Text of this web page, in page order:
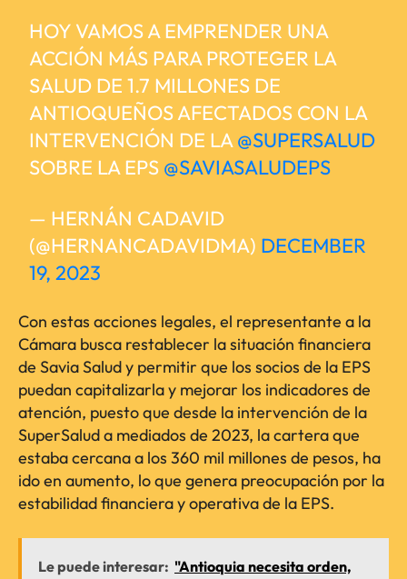
HOY VAMOS A EMPRENDER UNA
ACCIÓN MÁS PARA PROTEGER LA
SALUD DE 1.7 MILLONES DE
ANTIOQUEÑOS AFECTADOS CON LA
INTERVENCIÓN DE LA@SUPERSALUD
SOBRE LA EPS @SAVIASALUDEPS
— HERNÁN CADAVID
(@HERNANCADAVIDMA) DECEMBER
19, 2023
Con estas acciones legales, el representante a la
Cámara busca restablecer la situación financiera
de Savia Salud y permitir que los socios de la EPS
puedan capitalizarla y mejorar los indicadores de
atención, puesto que desde la intervención de la
SuperSalud a mediados de 2023, la cartera que
estaba cercana a los 360 mil millones de pesos, ha
ido en aumento, lo que genera preocupación por la
estabilidad financiera y operativa de la EPS.
Le puede interesar: "Antioquia necesita orden,